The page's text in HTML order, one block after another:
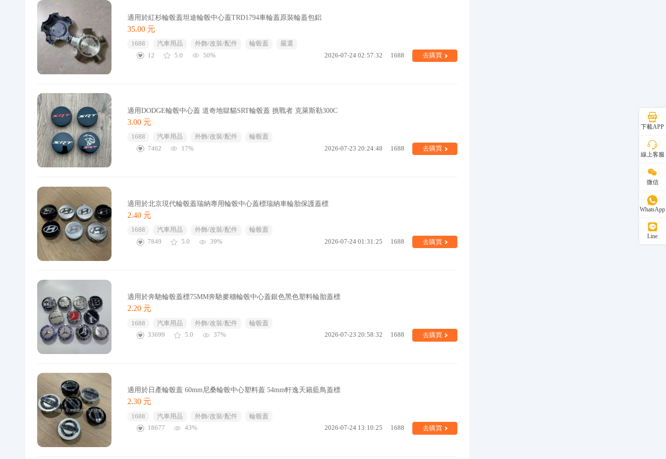
適用於紅杉輪毂蓋坦途輪毂中心蓋TRD1794車輪蓋原裝輪蓋包鋁
35.00 元
1688 汽車用品 外飾/改裝/配件 輪毂蓋
嚴選
12
5.0 50% 2026-07-24 02:57:32 1688 去購買
適用DODGE輪毂中心蓋 道奇地獄貓SRT輪毂蓋 挑戰者 克萊斯勒300C
3.00 元
1688 汽車用品 外飾/改裝/配件
輪毂蓋
7462
17% 2026-07-23 20:24:48 1688 去購買
適用於北京現代輪毂蓋瑞納專用輪毂中心蓋標瑞納車輪胎保護蓋標
2.40 元
1688 汽車用品 外飾/改裝/配件
輪毂蓋
7849
5.0 39% 2026-07-24 01:31:25 1688 去購買
適用於奔馳輪毂蓋標75MM奔馳麥穗輪毂中心蓋銀色黑色塑料輪胎蓋標
2.20 元
1688 汽車用品 外飾/改裝/配件
輪毂蓋
33699
5.0 37% 2026-07-23 20:58:32 1688 去購買
適用於日產輪毂蓋 60mm尼桑輪毂中心塑料蓋 54mm軒逸天籟藍鳥蓋標
2.30 元
1688 汽車用品 外飾/改裝/配件
輪毂蓋
18677
43% 2026-07-24 13:10:25 1688 去購買
下載APP
線上客服
微信
WhatsApp
Line